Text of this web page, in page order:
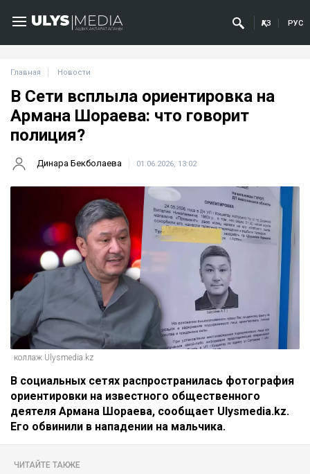
ҚАЗ РУС
Главная Новости
В Сети всплыла ориентировка на
Армана Шораева: что говорит
полиция?
Динара Бекболаева 01.06.2026, 13:02
коллаж Ulysmedia.kz
В социальных сетях распространилась фотография
ориентировки на известного общественного
деятеля Армана Шораева, сообщает Ulysmedia.kz.
Его обвинили в нападении на мальчика.
ЧИТАЙТЕ ТАКЖЕ